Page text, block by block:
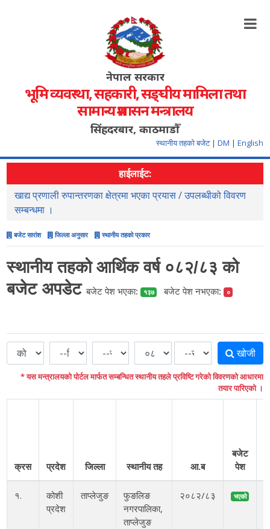
नेपाल सरकार
भूमि व्यवस्था, सहकारी, सङ्‍घीय मामिला तथा
सामान्य प्रशासन मन्त्रालय
सिंहदरबार, काठमाडौँ
स्थानीय तहको बजेट | DM | English
हाईलाईट:
विवरण
सहजिकरण तथा समन्वय गर्ने सम्वन्धमा ।
बजेट सारांश जिल्ला अनुसार स्थानीय तहको प्रकार
स्थानीय तहको आर्थिक वर्ष ०८२/८३ को
बजेट अपडेटबजेट पेश भएका: १३७ बजेट पेश नभएका: ०
खोजी
* यस मन्त्रालयको पोर्टल मार्फत सम्बन्धित स्थानीय तहले प्रविष्टि गरेको विवरणको आधारमा
तयार पारिएको ।
क्रस प्रदेश जिल्ला स्थानीय तह आ.ब
बजेट
पेश
१.
कोशी
प्रदेश
ताप्लेजुङ
फुङलिङ
नगरपालिका,
ताप्लेजुङ
२०८२/८३ भएको